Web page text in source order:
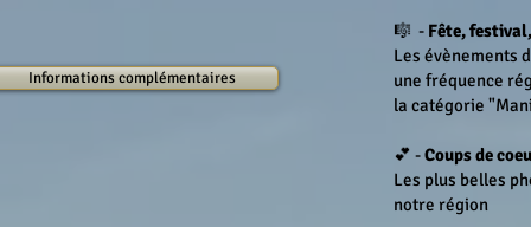
Informations complémentaires
🎼 - Fête,
Les évènements
une fréquence
la catégorie
💕 -Coups de
Les plus belles
notre région